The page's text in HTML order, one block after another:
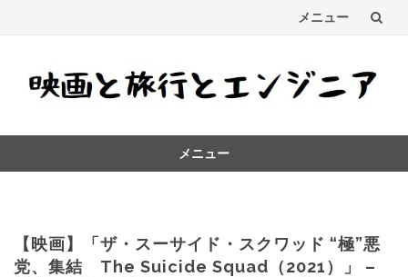
メニュー
ス
メニュー
【映画】「ザ・スーサイド・スクワッド “極”悪
党、集結 The Suicide Squad（2021）」 –